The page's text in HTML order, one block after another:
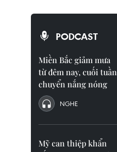
PODCAST
Miền Bắc giảm mưa
từ đêm nay, cuối tuần
chuyển nắng nóng
NGHE
Mỹ can thiệp khẩn